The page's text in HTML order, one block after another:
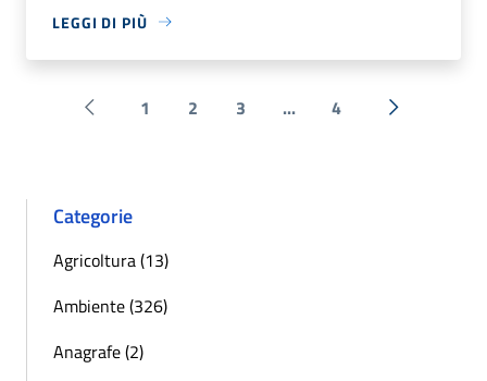
LEGGI DI PIÙ
Pagina precedente
1 2 3 ... 4 Successiva
Categorie
Agricoltura (13)
Ambiente (326)
Anagrafe (2)